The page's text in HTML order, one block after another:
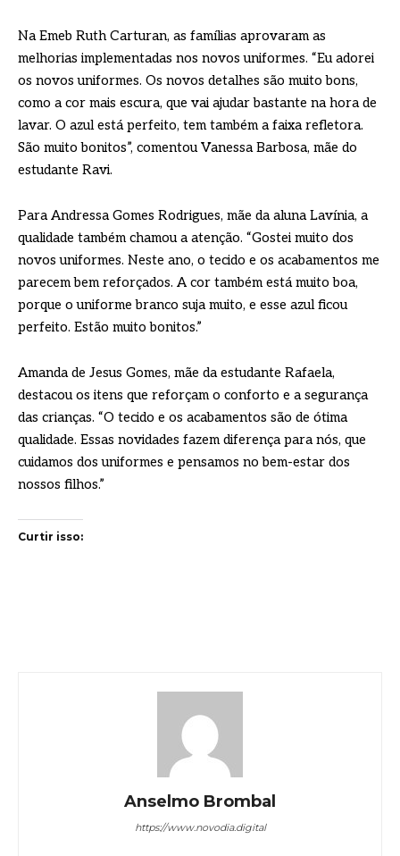
Na Emeb Ruth Carturan, as famílias aprovaram as
melhorias implementadas nos novos uniformes. “Eu adorei
os novos uniformes. Os novos detalhes são muito bons,
como a cor mais escura, que vai ajudar bastante na hora de
lavar. O azul está perfeito, tem também a faixa refletora.
São muito bonitos”, comentou Vanessa Barbosa, mãe do
estudante Ravi.
Para Andressa Gomes Rodrigues, mãe da aluna Lavínia, a
qualidade também chamou a atenção. “Gostei muito dos
novos uniformes. Neste ano, o tecido e os acabamentos me
parecem bem reforçados. A cor também está muito boa,
porque o uniforme branco suja muito, e esse azul ficou
perfeito. Estão muito bonitos.”
Amanda de Jesus Gomes, mãe da estudante Rafaela,
destacou os itens que reforçam o conforto e a segurança
das crianças. “O tecido e os acabamentos são de ótima
qualidade. Essas novidades fazem diferença para nós, que
cuidamos dos uniformes e pensamos no bem-estar dos
nossos filhos.”
Curtir isso:
Anselmo Brombal
https://www.novodia.digital